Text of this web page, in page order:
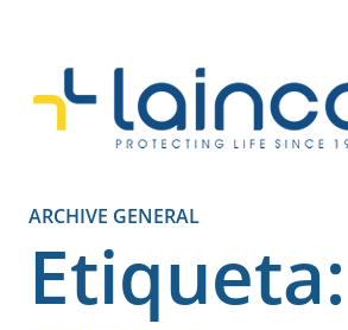
Navegación
ARCHIVE GENERAL
Etiqueta: